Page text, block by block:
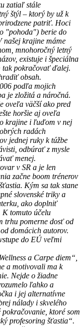
zatiaľ stále
štýl – ktorý by už k
patriť. Hoci
"pohoda") berie do
našej krajine máme
mnohoročný letný
existuje i špeciálna
tak pokračovať ďalej.
obsah.
podľa mojich
je zložitá a náročná.
oveľa väčší ako pred
horšie aj oveľa
krajine i ľuďom v nej
radách
jednej ruky k túžbe
odbúrať z mysle
menej.
v SR a je len
začne boom trénerov
Kým sa tak stane
slovenské triky a
ako doplniť
K tomuto účelu
trhu pomerne dosť od
domácich autorov.
do EÚ veľmi
a Carpe diem“,
a motivovali ma k
Nejde o žiadne
ľahko a
i jej alternatívne
nálady i skvelého
ktoré som
profesoring šťastia“.